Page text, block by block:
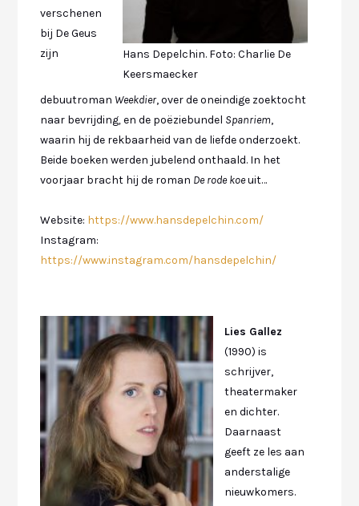
Hans Depelchin. Foto: Charlie De
Keersmaecker
verschenen
bij De Geus
zijn
debuutroman Weekdier, over de oneindige zoektocht
naar bevrijding,en de poëziebundel Spanriem,
waarin hij de rekbaarheid van de liefde onderzoekt.
Beide boeken werden jubelend onthaald. In het
voorjaar bracht hij de roman De rode koeuit…
Website: https://www.hansdepelchin.com/
Instagram:
https://www.instagram.com/hansdepelchin/
Lies Gallez
(1990) is
schrijver,
theatermaker
en dichter.
Daarnaast
geeft ze les aan
anderstalige
nieuwkomers.